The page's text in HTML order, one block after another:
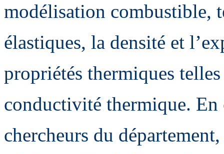
modélisation combustible,
élastiques, la densité et
propriétés thermiques
conductivité thermique. En
chercheurs du